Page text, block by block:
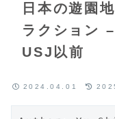
日本の遊園
ラクション
USJ以前
2024.04.01